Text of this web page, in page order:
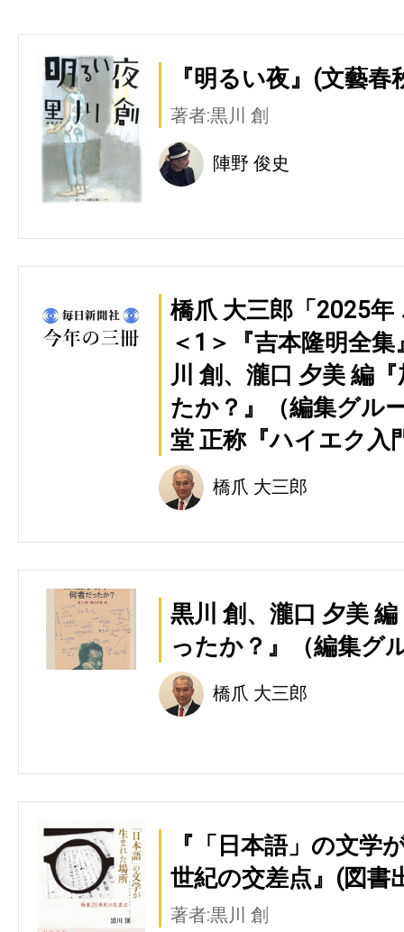
『明るい夜』(文藝春
著者:黒川 創
陣野 俊史
橋爪 大三郎「2025年
＜1＞『吉本隆明全
川 創、瀧口 夕美 編
たか？』（編集グル
堂 正称『ハイエク入
橋爪 大三郎
黒川 創、瀧口 夕美
ったか？』（編集グ
橋爪 大三郎
『「日本語」の文学
世紀の交差点』(図書
著者:黒川 創